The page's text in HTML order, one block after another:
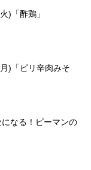
)「酢鶏」
)「ピリ辛肉みそ
になる！ピーマンの